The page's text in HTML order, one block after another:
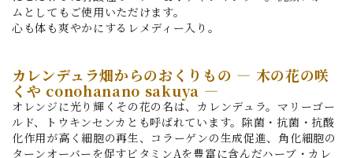
ムとしてもご使用いただけます。
心も体も爽やかにするレメディー入り。
カレンデュラ畑からのおくりもの ― 木の花の咲
くや conohanano sakuya ―
オレンジに光り輝くその花の名は、カレンデュラ。マリーゴー
ルド、トウキンセンカとも呼ばれています。除菌・抗菌・抗酸
化作用が高く細胞の再生、コラーゲンの生成促進、角化細胞の
ターンオーバーを促すビタミンAを豊富に含んだハーブ・カレ